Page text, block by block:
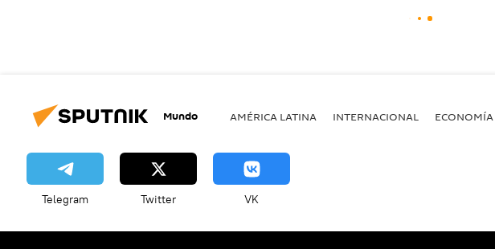
Mundo AMÉRICA LATINA INTERNACIONAL ECONOMÍA
Telegram Twitter VK